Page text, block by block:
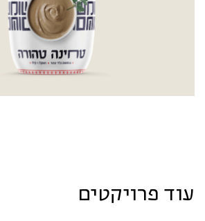
עוד פרויקטים